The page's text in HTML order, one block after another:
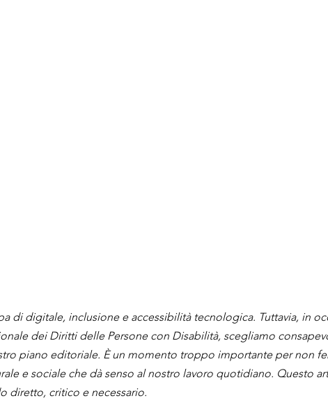
di digitale, inclusione e accessibilità tecnologica. Tuttavia, in
dei Diritti delle Persone con Disabilità, scegliamo
piano editoriale. È un momento troppo importante per non
e sociale che dà senso al nostro lavoro quotidiano. Questo
diretto, critico e necessario.